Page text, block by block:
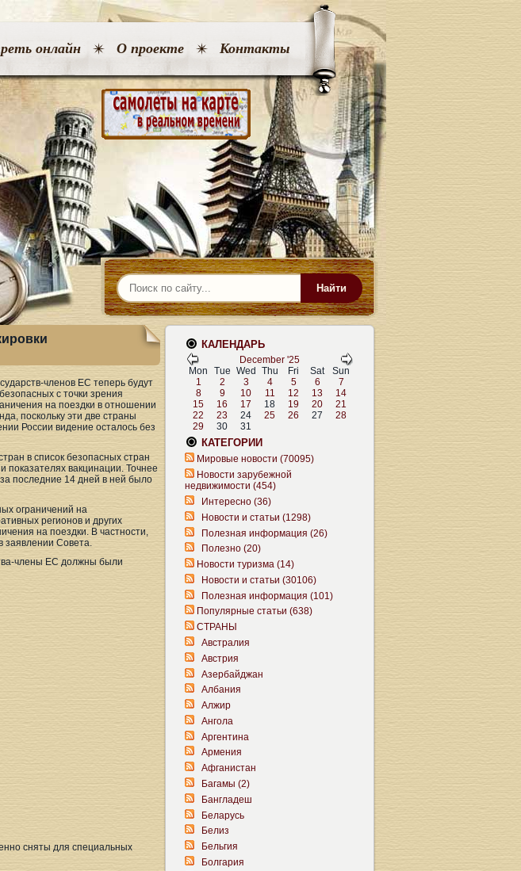
онлайн О проекте Контакты
Найти
членов ЕС теперь будут
с точки зрения
на поездки в отношении
поскольку эти две страны
России видение осталось без
в список безопасных стран
показателях вакцинации. Точнее
последние 14 дней в ней было
ограничений на
регионов и других
на поездки. В частности,
заявлении Совета.
члены ЕС должны были
сняты для специальных
КАЛЕНДАРЬ
December '25
Mon
Tue Wed Thu Fri Sat
Sun
1
2 3 4 5 6
7
8
9 10 11 12 13
14
15
16 17 18 19 20
21
22
23 24 25 26 27
28
29
30 31
КАТЕГОРИИ
Мировые новости (70095)
Новости зарубежной
недвижимости (454)
Интересно (36)
Новости и статьи (1298)
Полезная информация (26)
Полезно (20)
Новости туризма (14)
Новости и статьи (30106)
Полезная информация (101)
Популярные статьи (638)
СТРАНЫ
Австралия
Австрия
Азербайджан
Албания
Алжир
Ангола
Аргентина
Армения
Афганистан
Багамы (2)
Бангладеш
Беларусь
Белиз
Бельгия
Болгария